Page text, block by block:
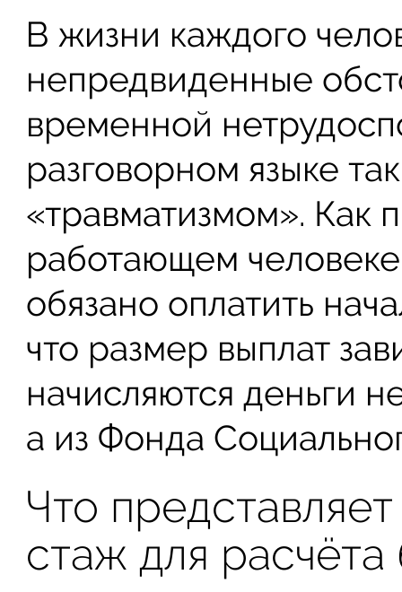
В жизни каждого
непредвиденные
временной
разговорном языке
«травматизмом». Как
работающем
обязано оплатить
что размер выплат
начисляются деньги
а из Фонда
Что
стаж для расчёта